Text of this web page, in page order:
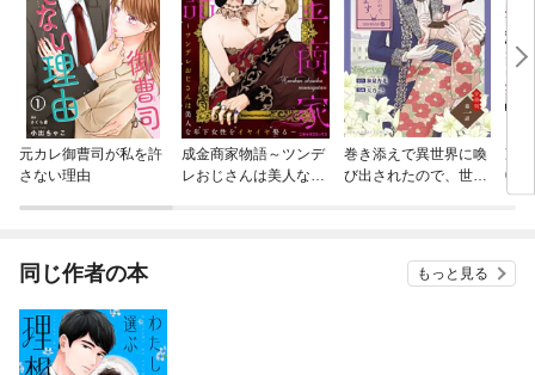
元カレ御曹司が私を許
さない理由
成金商家物語～ツンデ
レおじさんは美人な年
巻き添えで異世界に喚
び出されたので、世界
冷
0年
け
同じ作者の本 もっと見る